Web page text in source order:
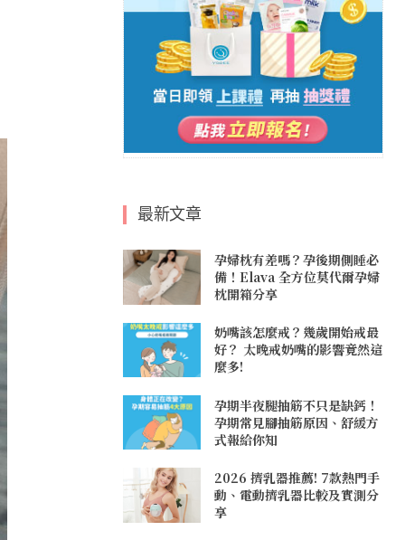
最新文章
孕婦枕有差嗎？孕後期側睡必
備！Elava 全方位莫代爾孕婦
枕開箱分享
奶嘴該怎麼戒？幾歲開始戒最
好？ 太晚戒奶嘴的影響竟然這
麼多!
孕期半夜腿抽筋不只是缺鈣！
孕期常見腳抽筋原因、舒緩方
式報給你知
2026 擠乳器推薦! 7款熱門手
動、電動擠乳器比較及實測分
享